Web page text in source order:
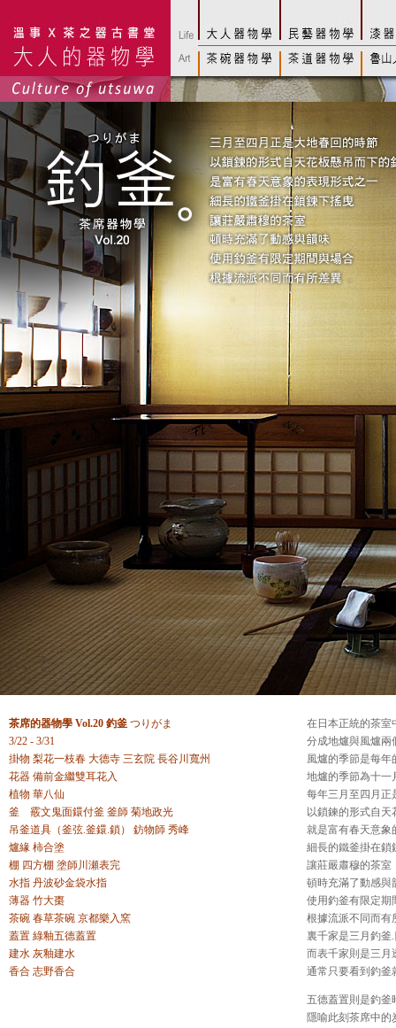
茶席的器物學 Vol.20 釣釜 つりがま
3/22 - 3/31
掛物 梨花一枝春 大德寺 三玄院 長谷川寬州
花器 備前金繼雙耳花入
植物 華八仙
釜 霰文鬼面鐶付釜 釜師 菊地政光
吊釜道具（釜弦.釜鐶.鎖） 鈁物師 秀峰
爐緣 柿合塗
棚 四方棚 塗師川瀬表完
水指 丹波砂金袋水指
薄器 竹大棗
茶碗 春草茶碗 京都樂入窯
蓋置 綠釉五德蓋置
建水 灰釉建水
香合 志野香合
在日本正統的茶室
分成地爐與風爐兩
風爐的季節是每年
地爐的季節為十一
每年三月至四月正
以鎖鍊的形式自
就是富有春天意象
細長的鐵釜掛在鎖
讓莊嚴肅穆的茶室
頓時充滿了動感與
使用釣釜有限定期
根據流派不同而有
裏千家是三月釣釜
而表千家則是三月
通常只要看到釣釜
五德蓋置則是釣釜
隱喻此刻茶席中的